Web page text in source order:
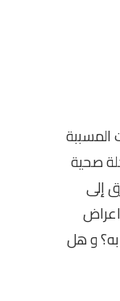
صحية
إلى
و هل